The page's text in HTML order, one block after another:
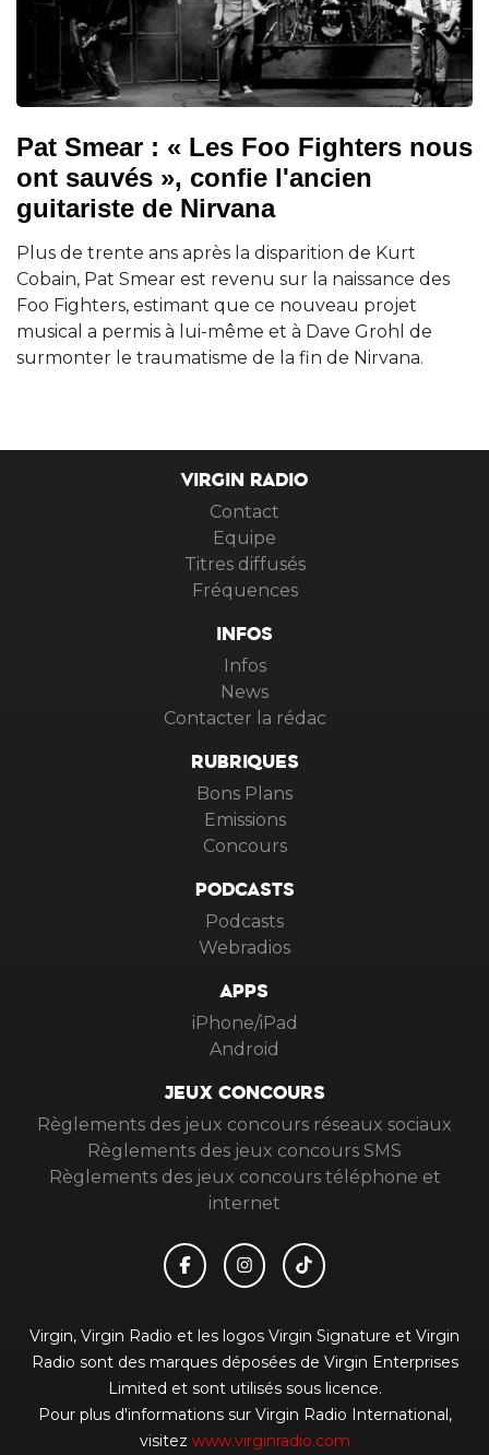
Pat Smear : « Les Foo Fighters nous
ont sauvés », confie l'ancien
guitariste de Nirvana
Plus de trente ans après la disparition de Kurt
Cobain, Pat Smear est revenu sur la naissance des
Foo Fighters, estimant que ce nouveau projet
musical a permis à lui-même et à Dave Grohl de
surmonter le traumatisme de la fin de Nirvana.
VIRGIN RADIO
Contact
Equipe
Titres diffusés
Fréquences
INFOS
Infos
News
Contacter la rédac
RUBRIQUES
Bons Plans
Emissions
Concours
PODCASTS
Podcasts
Webradios
APPS
iPhone/iPad
Android
JEUX CONCOURS
Règlements des jeux concours réseaux sociaux
Règlements des jeux concours SMS
Règlements des jeux concours téléphone et
internet
Virgin, Virgin Radio et les logos Virgin Signature et Virgin
Radio sont des marques déposées de Virgin Enterprises
Limited et sont utilisés sous licence.
Pour plus d'informations sur Virgin Radio International,
visitez www.virginradio.com